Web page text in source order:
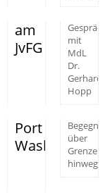
am
JvFG
mit
MdL
Dr.
Gerhard
Hopp
Port
Washington
über
Grenzen
hinweg